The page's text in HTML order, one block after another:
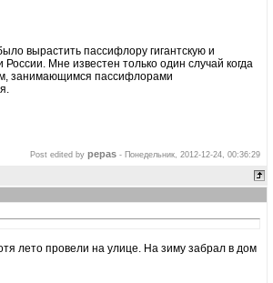
вырастить пассифлору гигантскую и
Мне известен только один случай когда
занимающимся пассифлорами
Post edited by pepas - Понедельник, 2012-12-24, 00:36:29
лето провели на улице. На зиму забрал в дом